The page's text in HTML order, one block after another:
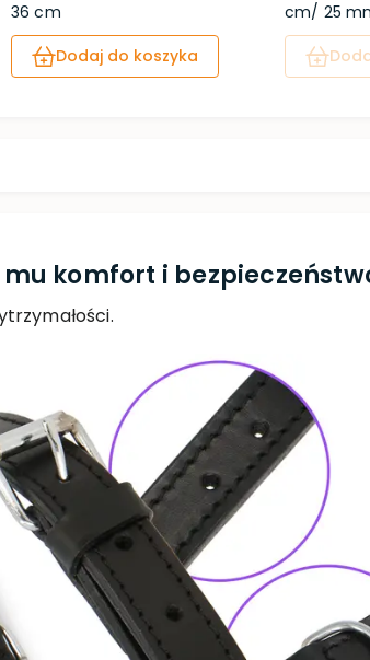
36 cm
Dodaj do koszyka
cm/ 25
komfort i